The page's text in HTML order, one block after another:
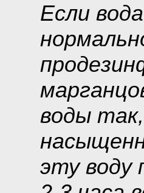
Если
воды
эту воду